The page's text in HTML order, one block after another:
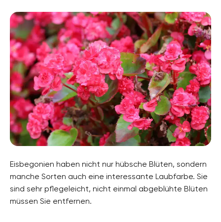
Eisbegonien haben nicht nur hübsche Blüten, sondern
manche Sorten auch eine interessante Laubfarbe. Sie
sind sehr pflegeleicht, nicht einmal abgeblühte Blüten
müssen Sie entfernen.